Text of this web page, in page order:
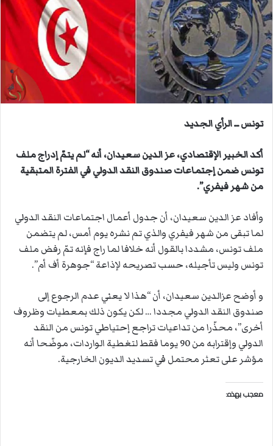
ر
ي
د
ا
إ
ل
ك
ت
ي
ا
تونس ــ الرأي الجديد
أكد الخبير الإقتصادي، عز الدين سعيدان، أنه “لم يتمّ إدراج ملف
تونس ضمن إجتماعات صندوق النقد الدولي في الفترة المتبقية
من شهر فيفري”.
وأفاد عز الدين سعيدان، أن جدول أعمال اجتماعات النقد الدولي
لما تبقى من شهر فيفري والذي تم نشره يوم أمس، لم يتضمن
ملف تونس، مشددا بالقول أنه خلافا لما راج فإنه تمّ رفض ملف
تونس وليس تأجيله، حسب تصريحه لإذاعة “جوهرة أف أم”.
و أوضح عزالدين سعيدان، أن “هذا لا يعني عدم الرجوع إلى
صندوق النقد الدولي مجددا … لكن يكون ذلك بمعطيات وظروف
أخرى”، محذّرا من تداعيات تراجع إحتياطي تونس من النقد
الدولي وإقترابه من 90 يوما فقط لتغطية الواردات، موضّحا أنه
مؤشر على تعثر محتمل في تسديد الديون الخارجية.
معجب بهذه: